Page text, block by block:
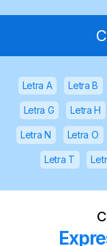
Letra A Letra B
Letra G Letra H
Letra N Letra O
Letra T